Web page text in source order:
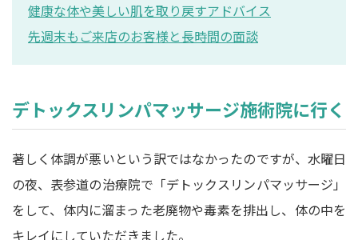
健康な体や美しい肌を取り戻すアドバイス
先週末もご来店のお客様と長時間の面談
デトックスリンパマッサージ施術院に行く
著しく体調が悪いという訳ではなかったのですが、水曜日
の夜、表参道の治療院で「デトックスリンパマッサージ」
をして、体内に溜まった老廃物や毒素を排出し、体の中を
キレイにしていただきました。